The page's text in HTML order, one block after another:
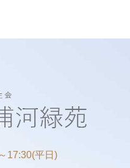
17:30(平日)